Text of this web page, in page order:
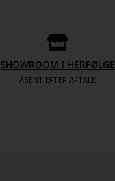
SHOWROOM I HERFØLGE
ÅBENT EFTER AFTALE